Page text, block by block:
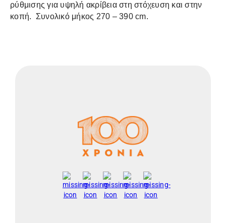
ρύθμισης για υψηλή ακρίβεια στη στόχευση και στην
κοπή. Συνολικό μήκος 270 – 390 cm.